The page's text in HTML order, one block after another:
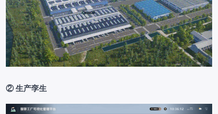
② 生产孪生